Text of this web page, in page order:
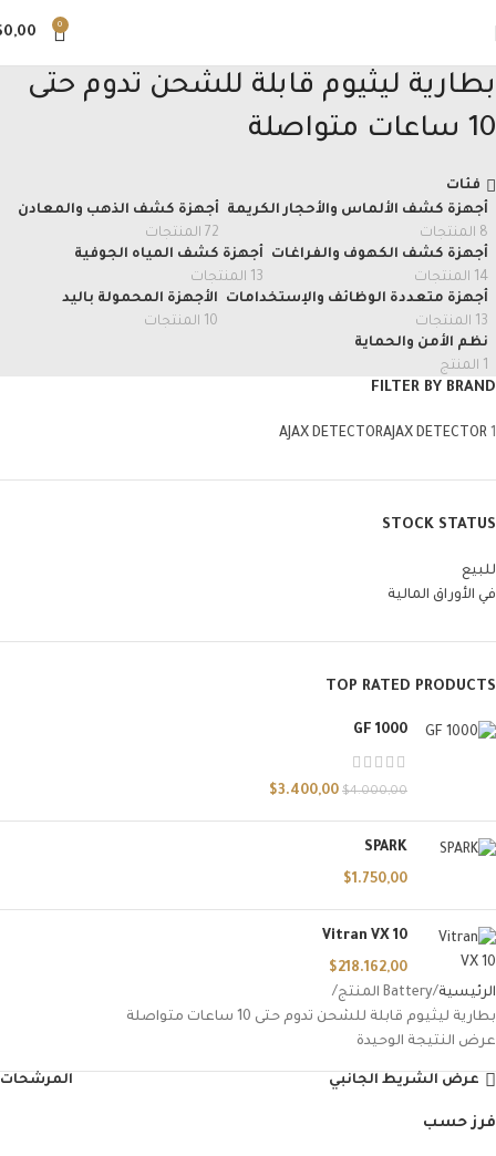
0
0,00
بطارية ليثيوم قابلة للشحن تدوم حتى
10 ساعات متواصلة
فئات
أجهزة كشف الألماس والأحجار الكريمة
8 المنتجات
أجهزة كشف الذهب والمعادن
72 المنتجات
أجهزة كشف الكهوف والفراغات
14 المنتجات
أجهزة كشف المياه الجوفية
13 المنتجات
أجهزة متعددة الوظائف والإستخدامات
13 المنتجات
الأجهزة المحمولة باليد
10 المنتجات
نظم الأمن والحماية
1 المنتج
FILTER BY BRAND
AJAX DETECTORAJAX DETECTOR 1
STOCK STATUS
للبيع
في الأوراق المالية
TOP RATED PRODUCTS
GF 1000
$4.000,00
$3.400,00
SPARK
$ 1.750,00
Vitran VX 10
$218.162,00
الرئيسية Battery المنتج
بطارية ليثيوم قابلة للشحن تدوم حتى 10 ساعات متواصلة
عرض النتيجة الوحيدة
عرض الشريط الجانبي المرشحات
فرز حسب